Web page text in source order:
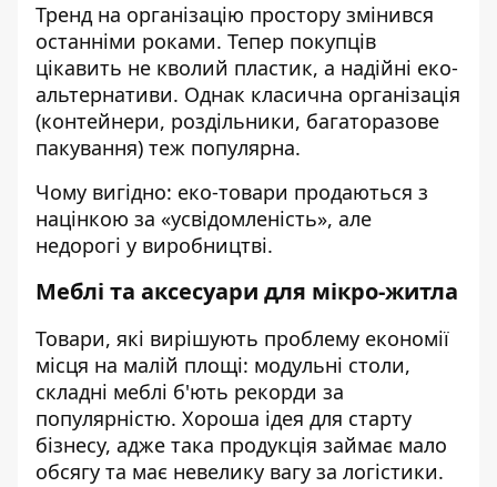
Тренд на організацію простору змінився
останніми роками. Тепер покупців
цікавить не кволий пластик, а надійні еко-
альтернативи. Однак класична організація
(контейнери, роздільники, багаторазове
пакування) теж популярна.
Чому вигідно: еко-товари продаються з
націнкою за «усвідомленість», але
недорогі у виробництві.
Меблі та аксесуари для мікро-житла
Товари, які вирішують проблему економії
місця на малій площі: модульні столи,
складні меблі б'ють рекорди за
популярністю. Хороша ідея для старту
бізнесу, адже така продукція займає мало
обсягу та має невелику вагу за логістики.